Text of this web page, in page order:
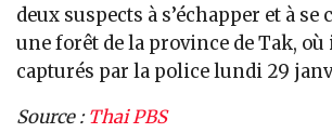
deux suspects à s’échapper et à se
une forêt de la province de Tak, où
capturés par la police lundi 29
Source :Thai PBS